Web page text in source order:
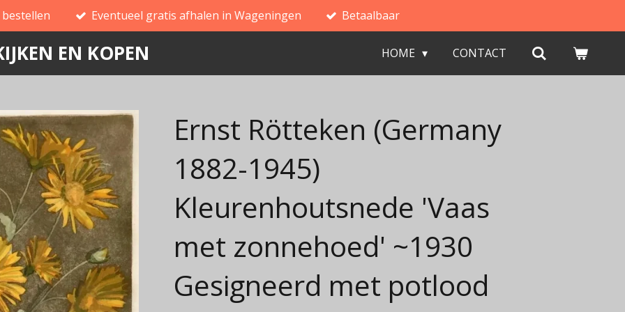
Eventueel gratis afhalen in Wageningen Betaalbaar
EN KOPEN HOME CONTACT
Ernst Rötteken (Germany
1882-1945)
Kleurenhoutsnede 'Vaas
met zonnehoed' ~1930
Gesigneerd met potlood